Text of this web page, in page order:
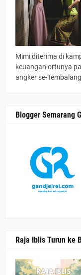
Mimi diterima di
keuangan ortunya
angker se-
Blogger Semarang
Raja Iblis Turun ke